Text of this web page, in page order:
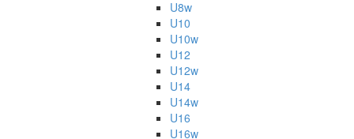
U8w
U10
U10w
U12
U12w
U14
U14w
U16
U16w